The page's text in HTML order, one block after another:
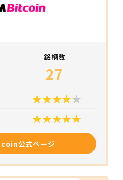
銘柄数
27
公式ページ